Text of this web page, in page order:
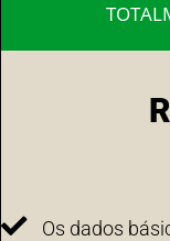
Os dados